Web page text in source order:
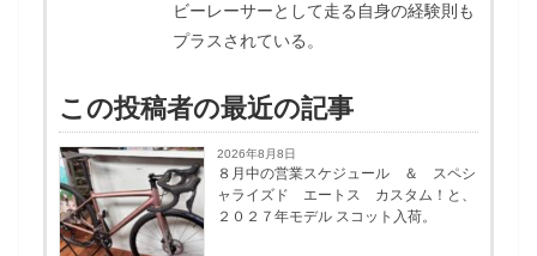
ビーレーサーとして走る自身の経験則も
プラスされている。
この投稿者の最近の記事
2026年8月8日
８月中の営業スケジュール ＆ スペシ
ャライズド エートス カスタム！と、
２０２７年モデル スコット入荷。